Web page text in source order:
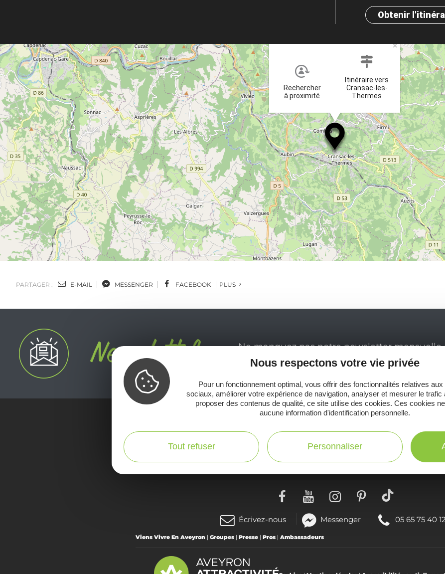
Obtenir
Rechercher
à proximité
Itinéraire vers
Cransac-les-
Thermes
×
PARTAGER : E-MAIL MESSENGER FACEBOOK PLUS
Ne manquez pas notre newsletter mensuelle
inspirer pour profiter pleinement de votre
Toutes les infos
pratiques
Écrivez-nous Messenger(nouvelle
fenêtre)
Téléphoner
05 65 75 40 12
Viens Vivre En Aveyron | Groupes | Presse | Pros | Ambassadeurs
Nous respectons votre vie privée
Pour un fonctionnement optimal, vous offrir des fonctionnalités relatives aux
sociaux, améliorer votre expérience de navigation, analyser et mesurer le trafic
proposer des contenus de qualité, ce site utilise des cookies. Ces cookies
aucune information d'identification personnelle.
Tout refuser Personnaliser